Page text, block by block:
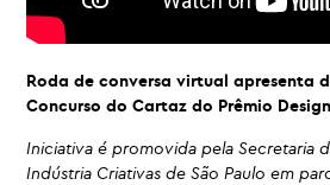
Roda de conversa virtual apresenta
Concurso do Cartaz do Prêmio
Iniciativa é promovida pela Secretaria
Indústria Criativas de São Paulo em